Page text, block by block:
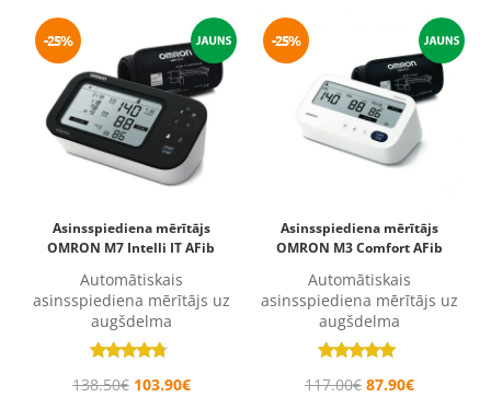
-25%
Asinsspiediena mērītājs
OMRON M7 Intelli IT AFib
Automātiskais
asinsspiediena mērītājs uz
augšdelma
ar
138.50€ 103.90€
-25%
Asinsspiediena mērītājs
OMRON M3 Comfort AFib
Automātiskais
asinsspiediena mērītājs uz
augšdelma
5.00
117.00€ 87.90€